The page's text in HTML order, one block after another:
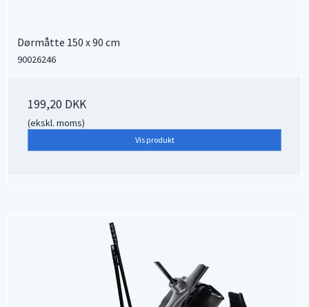
Dørmåtte 150 x 90 cm
90026246
199,20 DKK
(ekskl. moms)
Vis produkt